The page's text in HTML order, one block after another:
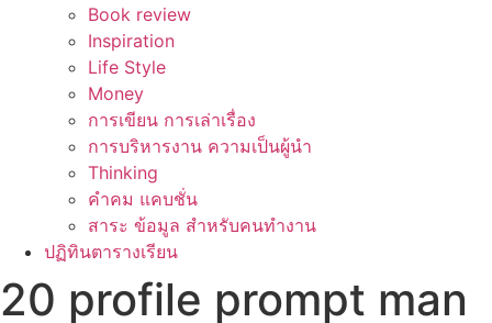
Book review
Inspiration
Life Style
Money
การเขียน การเล่าเรื่อง
การบริหารงาน ความเป็นผู้นำ
Thinking
คำคม แคบชั่น
สาระ ข้อมูล สำหรับคนทำงาน
ปฏิทินตารางเรียน
20 profile prompt man